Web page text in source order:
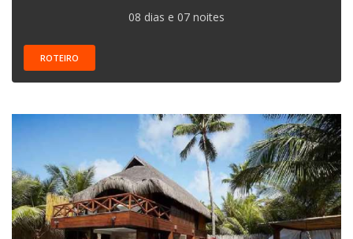
08 dias e 07 noites
ROTEIRO